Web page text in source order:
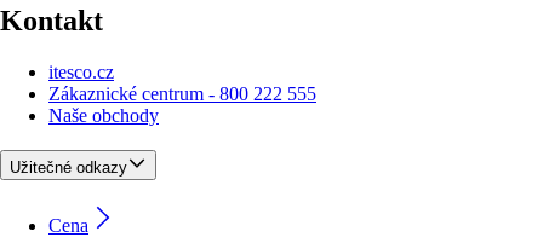
Kontakt
itesco.cz
Zákaznické centrum - 800 222 555
Naše obchody
Užitečné odkazy
Cena